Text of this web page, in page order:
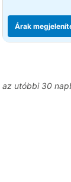
Árak
az utóbbi 30